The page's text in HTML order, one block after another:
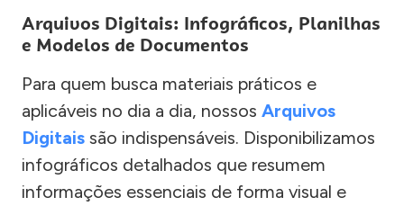
Arquivos Digitais: Infográficos, Planilhas
e Modelos de Documentos
Para quem busca materiais práticos e
aplicáveis no dia a dia, nossos Arquivos
Digitais são indispensáveis. Disponibilizamos
infográficos detalhados que resumem
informações essenciais de forma visual e